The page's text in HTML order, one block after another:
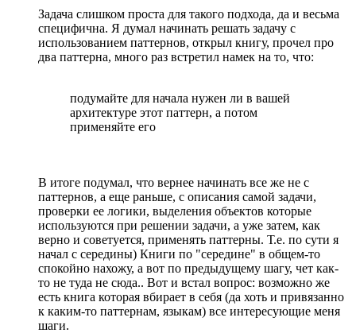
Задача слишком проста для такого подхода, да и весьма
специфична. Я думал начинать решать задачу с
использованием паттернов, открыл книгу, прочел про
два паттерна, много раз встретил намек на то, что:
подумайте для начала нужен ли в вашей
архитектуре этот паттерн, а потом
применяйте его
В итоге подумал, что вернее начинать все же не с
паттернов, а еще раньше, с описания самой задачи,
проверки ее логики, выделения объектов которые
используются при решении задачи, а уже затем, как
верно и советуется, применять паттерны. Т.е. по сути я
начал с середины) Книги по "середине" в общем-то
спокойно нахожу, а вот по предыдущему шагу, чет как-
то не туда не сюда.. Вот и встал вопрос: возможно же
есть книга которая вбирает в себя (да хоть и привязанно
к каким-то паттернам, языкам) все интересующие меня
шаги.